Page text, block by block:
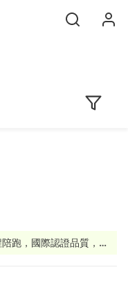
跑，國際認證品質，讓